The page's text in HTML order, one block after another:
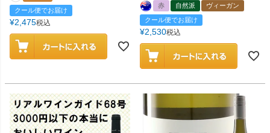
クール便でお届け
¥2,475税込
赤 自然派
ヴィーガン
クール便でお届け
¥2,530税込